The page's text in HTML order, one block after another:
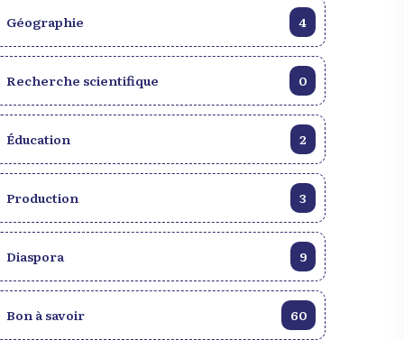
Voir la galerie
Explorez notre
d’images
Géographie 4
Recherche scientifique 0
Éducation 2
Production 3
Diaspora 9
Bon à savoir 60